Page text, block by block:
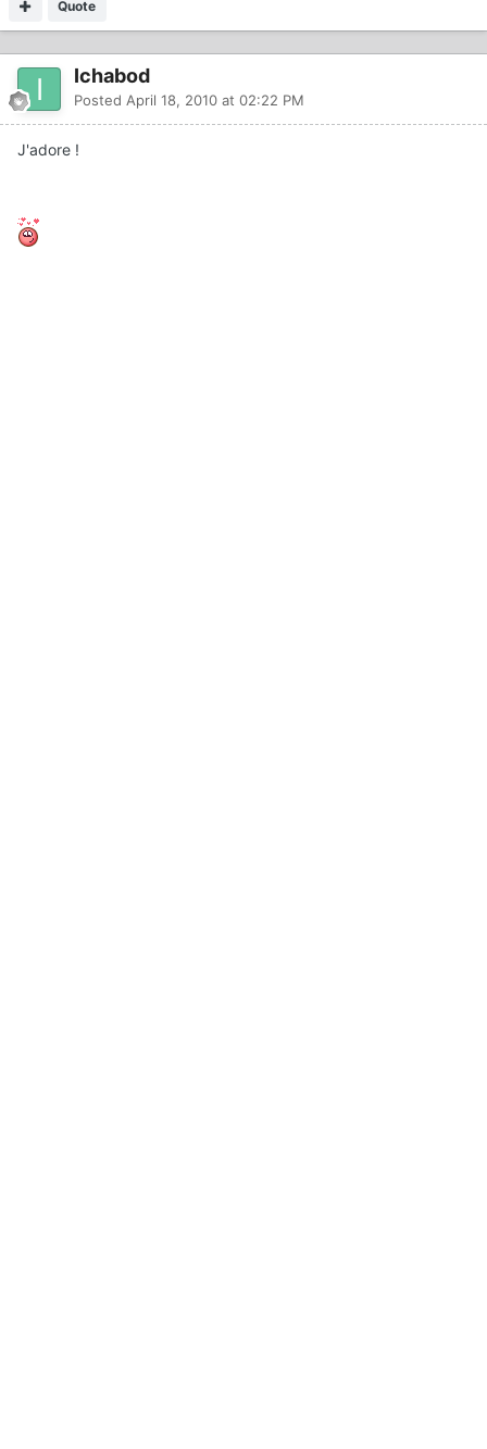
Quote
Ichabod
Posted April 18, 2010 at 02:22 PM
J'adore !